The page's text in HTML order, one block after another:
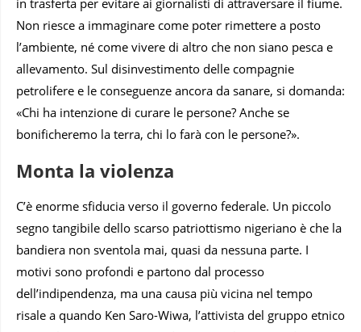
Non riesce a immaginare come poter rimettere a posto
l’ambiente, né come vivere di altro che non siano pesca e
allevamento. Sul disinvestimento delle compagnie
petrolifere e le conseguenze ancora da sanare, si domanda:
«Chi ha intenzione di curare le persone? Anche se
bonificheremo la terra, chi lo farà con le persone?».
Monta la violenza
C’è enorme sfiducia verso il governo federale. Un piccolo
segno tangibile dello scarso patriottismo nigeriano è che la
bandiera non sventola mai, quasi da nessuna parte. I
motivi sono profondi e partono dal processo
dell’indipendenza, ma una causa più vicina nel tempo
risale a quando Ken Saro-Wiwa, l’attivista del gruppo etnico